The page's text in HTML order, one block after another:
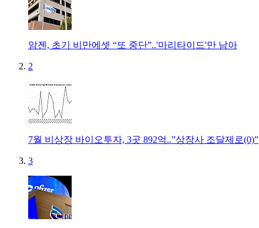
암젠, 초기 비만에셋 “또 중단”..'마리타이드'만 남아
2
7월 비상장 바이오투자, 3곳 892억..”상장사 조달제로(0)”
3